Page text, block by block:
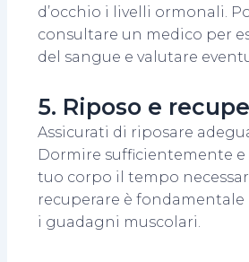
d’occhio i livelli ormonali.
consultare un medico per
del sangue e valutare
5. Riposo e
Assicurati di riposare
Dormire sufficientemente e
tuo corpo il tempo
recuperare è
i guadagni muscolari.